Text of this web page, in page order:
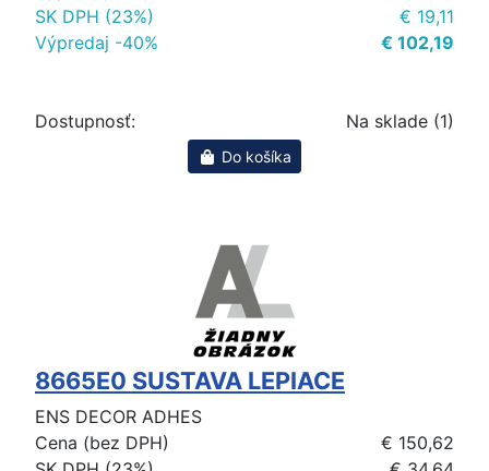
SK DPH (23%)
€ 19,11
Výpredaj -40%
€ 102,19
Dostupnosť: Na sklade (1)
Do košíka
8665E0 SUSTAVA LEPIACE
ENS DECOR ADHES
Cena (bez DPH)
€ 150,62